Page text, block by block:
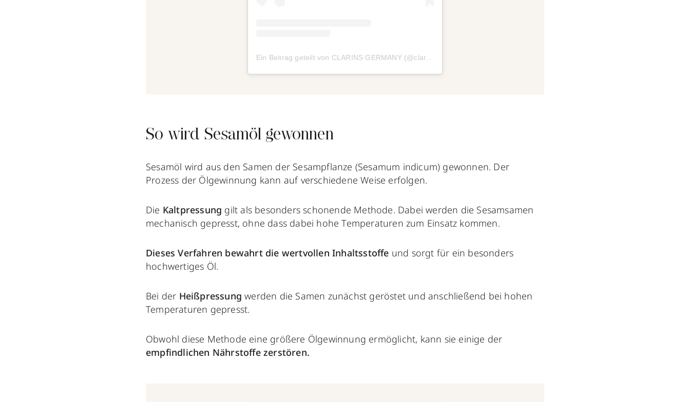
So wird Sesamöl gewonnen
Sesamöl wird aus den Samen der Sesampflanze (Sesamum indicum) gewonnen. Der
Prozess der Ölgewinnung kann auf verschiedene Weise erfolgen.
Die Kaltpressung gilt als besonders schonende Methode. Dabei werden die Sesamsamen
mechanisch gepresst, ohne dass dabei hohe Temperaturen zum Einsatz kommen.
Dieses Verfahren bewahrt die wertvollen Inhaltsstoffe und sorgt für ein besonders
hochwertiges Öl.
Bei der Heißpressungwerden die Samen zunächst geröstet und anschließend bei hohen
Temperaturen gepresst.
Obwohl diese Methode eine größere Ölgewinnung ermöglicht, kann sie einige der
empfindlichen Nährstoffe zerstören.